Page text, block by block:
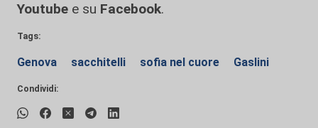
Youtube e su Facebook.
Tags:
Genova sacchitelli sofia nel cuore Gaslini
Condividi: